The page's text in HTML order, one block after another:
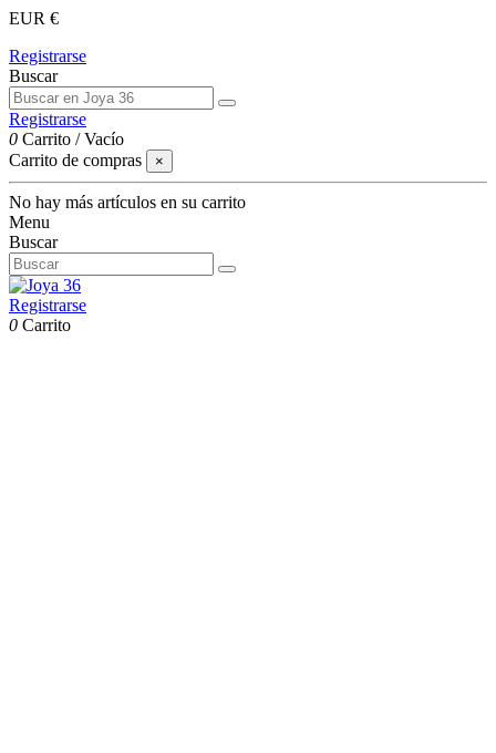
EUR €
Registrarse
Buscar
Registrarse
0 Carrito /Vacío
Carrito de compras
×
No hay más artículos en su carrito
Menu
Buscar
Registrarse
0 Carrito